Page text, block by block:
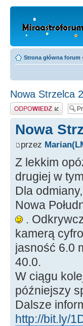
Strona główna forum ‹
Nowa Strzelca
Odpowiedz
Nowa
przez
Z lekkim
drugiej w
Dla
Nowa
.
kamerą
jasność 6.0
40.0.
W ciągu
późniejszy
Dalsze
http://bit.ly/